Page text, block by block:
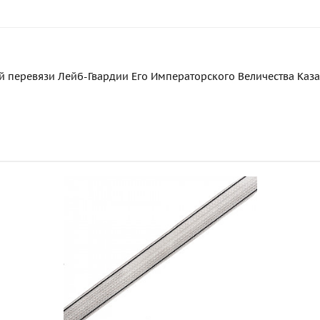
Лейб-Гвардии Его Императорского Величества